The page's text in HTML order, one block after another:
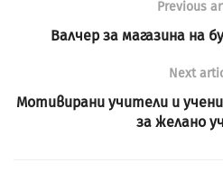
Previous
Валчер за магазина на
Next
Мотивирани учители и
за желано